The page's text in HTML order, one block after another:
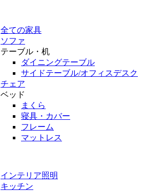
全ての家具
ソファ
テーブル・机
ダイニングテーブル
サイドテーブル/オフィスデスク
チェア
ベッド
まくら
寝具・カバー
フレーム
マットレス
インテリア照明
キッチン